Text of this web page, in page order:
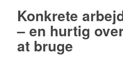
Konkrete
– en hurtig
at bruge